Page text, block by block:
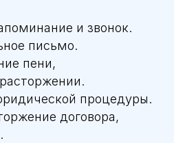
и звонок.
письмо.
пени,
процедуры.
договора,